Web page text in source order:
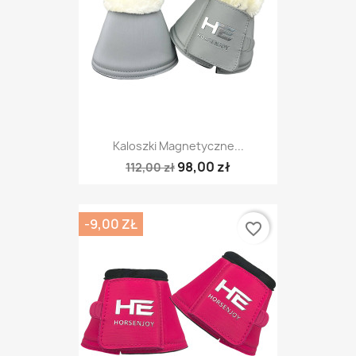
Kaloszki Magnetyczne...
112,00 zł 98,00 zł
-9,00 ZŁ favorite_border